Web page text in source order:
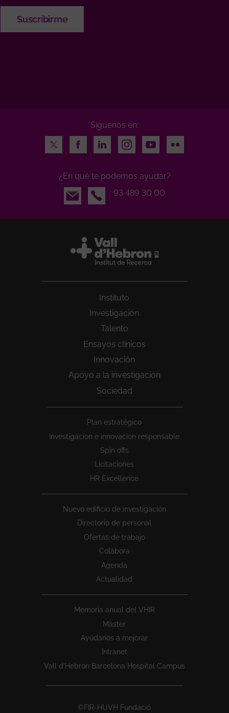
Síguenos en:
Twitter
FacebookLinkedInInstagramYoutubeFlickr
¿En qué te podemos ayudar?
Email
93 489 30 00
Instituto
Investigación
Talento
Ensayos clínicos
Innovación
Apoyo a la investigación
Sociedad
Plan estratégico
Investigacion e innovacion responsable
Spin offs
Licitaciones
HR Excellence
Nuevo edificio de investigación
Directorio de personal
Ofertas de trabajo
Colabora
Agenda
Actualidad
Memoria anual del VHIR
Máster
Ayúdanos a mejorar
Intranet
Vall d’Hebron Barcelona Hospital Campus
©FIR-HUVH Fundació